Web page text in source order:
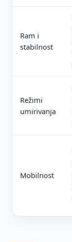
Ram i
stabilnost
Režimi
umirivanja
Mobilnost